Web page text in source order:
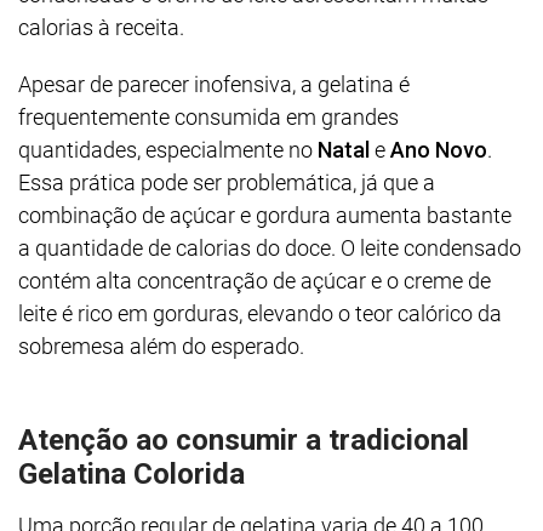
calorias à receita.
Apesar de parecer inofensiva, a gelatina é
frequentemente consumida em grandes
quantidades, especialmente no Natal eAno Novo.
Essa prática pode ser problemática, já que a
combinação de açúcar e gordura aumenta bastante
a quantidade de calorias do doce. O leite condensado
contém alta concentração de açúcar e o creme de
leite é rico em gorduras, elevando o teor calórico da
sobremesa além do esperado.
Atenção ao consumir a tradicional
Gelatina Colorida
Uma porção regular de gelatina varia de 40 a 100